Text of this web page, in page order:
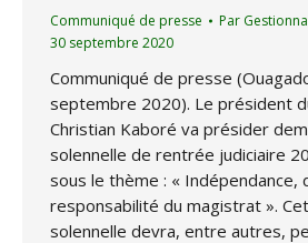
Communiqué de presse Par
30 septembre 2020
Communiqué de presse
septembre 2020). Le président
Christian Kaboré va présider
solennelle de rentrée judiciaire
sous le thème : « Indépendance,
responsabilité du magistrat ».
solennelle devra, entre autres,